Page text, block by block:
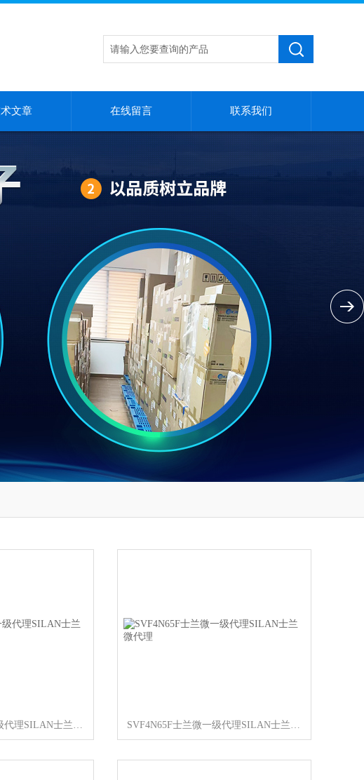
文章 在线留言 联系我们
SVF7N65F士兰微一级代理SILAN士兰微代理 SVF4N65F士兰微一级代理SILAN士兰微代理